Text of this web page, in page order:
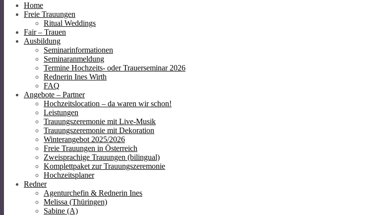
Home
Freie Trauungen
Ritual Weddings
Fair – Trauen
Ausbildung
Seminarinformationen
Seminaranmeldung
Termine Hochzeits- oder Trauerseminar 2026
Rednerin Ines Wirth
FAQ
Angebote – Partner
Hochzeitslocation – da waren wir schon!
Leistungen
Trauungszeremonie mit Live-Musik
Trauungszeremonie mit Dekoration
Winterangebot 2025/2026
Freie Trauungen in Österreich
Zweisprachige Trauungen (bilingual)
Komplettpaket zur Trauungszeremonie
Hochzeitsplaner
Redner
Agenturchefin & Rednerin Ines
Melissa (Thüringen)
Sabine (A)